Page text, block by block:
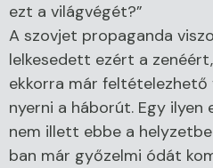
ezt a világvégét?”
A szovjet propaganda
lelkesedett ezért a
ekkorra már
nyerni a háborút. Egy ilyen
nem illett ebbe a
ban már győzelmi ódát